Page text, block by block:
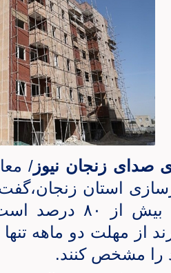
صدای زنجان نیوز/
استان
از مهلت دو ماهه
را مشخص کنند.